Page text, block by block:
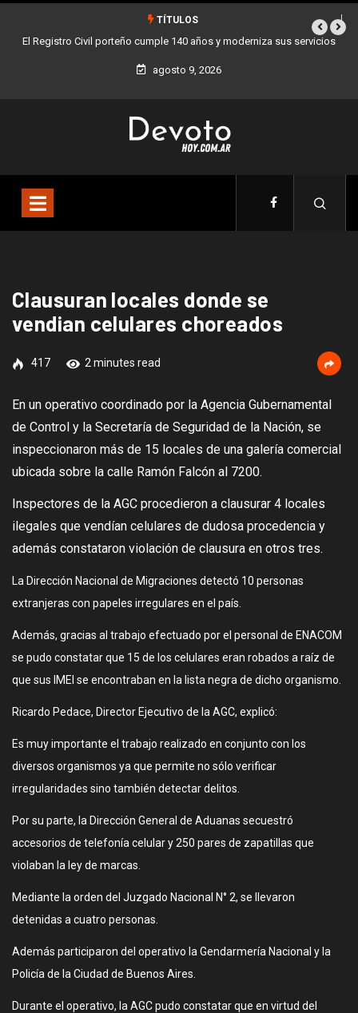
TÍTULOS
El Registro Civil porteño cumple 140 años y moderniza sus servicios
agosto 9, 2026
Clausuran locales donde se
vendian celulares choreados
417 2 minutes read
En un operativo coordinado por la Agencia Gubernamental
de Control y la Secretaría de Seguridad de la Nación, se
inspeccionaron más de 15 locales de una galería comercial
ubicada sobre la calle Ramón Falcón al 7200.
Inspectores de la AGC procedieron a clausurar 4 locales
ilegales que vendían celulares de dudosa procedencia y
además constataron violación de clausura en otros tres.
La Dirección Nacional de Migraciones detectó 10 personas
extranjeras con papeles irregulares en el país.
Además, gracias al trabajo efectuado por el personal de ENACOM
se pudo constatar que 15 de los celulares eran robados a raíz de
que sus IMEI se encontraban en la lista negra de dicho organismo.
Ricardo Pedace, Director Ejecutivo de la AGC, explicó:
Es muy importante el trabajo realizado en conjunto con los
diversos organismos ya que permite no sólo verificar
irregularidades sino también detectar delitos.
Por su parte, la Dirección General de Aduanas secuestró
accesorios de telefonía celular y 250 pares de zapatillas que
violaban la ley de marcas.
Mediante la orden del Juzgado Nacional N° 2, se llevaron
detenidas a cuatro personas.
Además participaron del operativo la Gendarmería Nacional y la
Policía de la Ciudad de Buenos Aires.
Durante el operativo, la AGC pudo constatar que en virtud del